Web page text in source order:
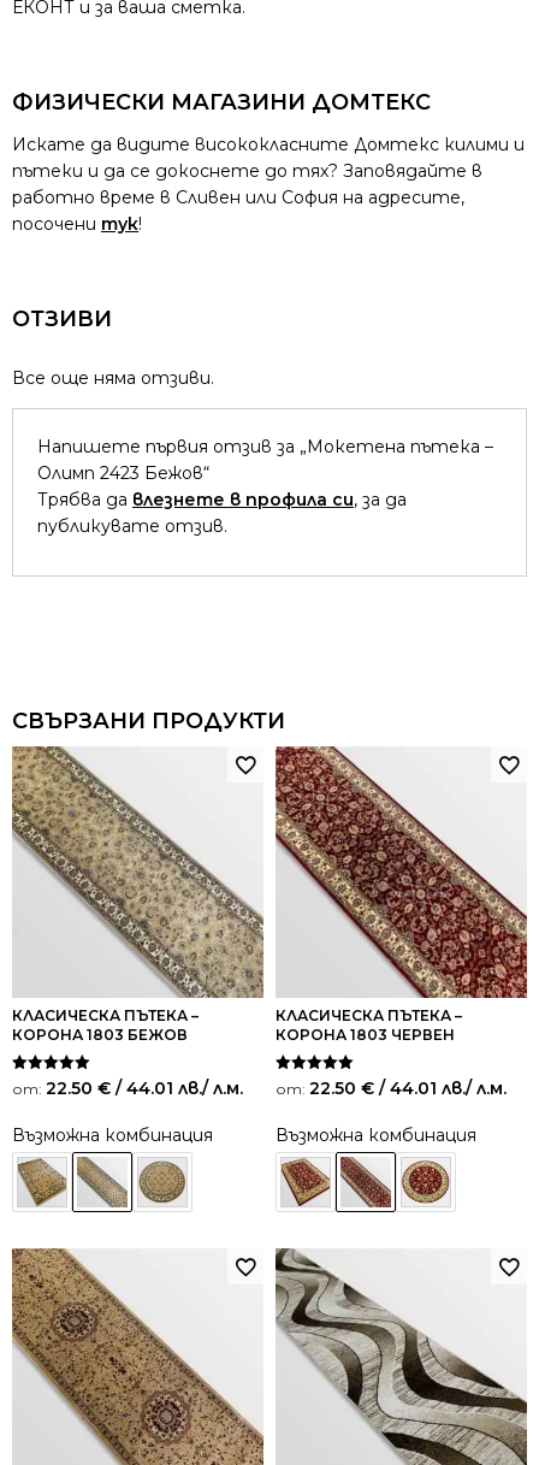
ЕКОНТ и за ваша сметка.
ФИЗИЧЕСКИ МАГАЗИНИ ДОМТЕКС
Искате да видите висококласните Домтекс килими и
пътеки и да се докоснете до тях? Заповядайте в
работно време в Сливен или София на адресите,
посочени тук!
ОТЗИВИ
Все още няма отзиви.
Напишете първия отзив за „Мокетена пътека –
Олимп 2423 Бежов“
Трябва да влезнете в профила си, за да
публикувате отзив.
СВЪРЗАНИ ПРОДУКТИ
КЛАСИЧЕСКА ПЪТЕКА –
КОРОНА 1803 БЕЖОВ
Оценено на
5.00
от: 22.50 € / 44.01 лв./ л.м.
Възможна комбинация
КЛАСИЧЕСКА ПЪТЕКА –
КОРОНА 1803 ЧЕРВЕН
Оценено на
5.00
от: 22.50 € / 44.01 лв./ л.м.
Възможна комбинация